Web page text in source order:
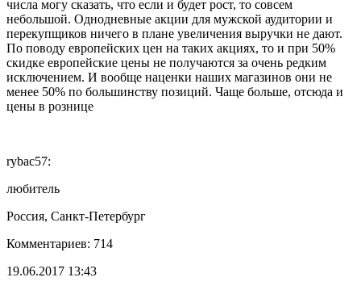
числа могу сказать, что если и будет рост, то совсем
небольшой. Однодневные акции для мужской аудитории и
перекупщиков ничего в плане увеличения выручки не дают.
По поводу европейских цен на таких акциях, то и при 50%
скидке европейские цены не получаются за очень редким
исключением. И вообще наценки наших магазинов они не
менее 50% по большинству позиций. Чаще больше, отсюда и
цены в рознице
rybac57:
любитель
Россия, Санкт-Петербург
Комментариев: 714
19.06.2017 13:43